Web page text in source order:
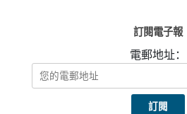
訂閱電子報
電郵地址：